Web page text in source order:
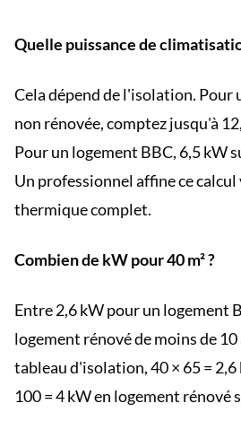
Quelle puissance de
Cela dépend de l'isolation. Pour
non rénovée, comptez jusqu'à
Pour un logement BBC, 6,5 kW
Un professionnel affine ce calcul
thermique complet.
Combien de kW pour 40 m² ?
Entre 2,6 kW pour un logement
logement rénové de moins de 10
tableau d'isolation, 40 × 65 = 2,6
100 = 4 kW en logement rénové